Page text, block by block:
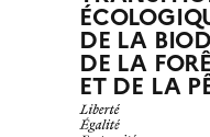
DE LA
DE LA
ET DE LA